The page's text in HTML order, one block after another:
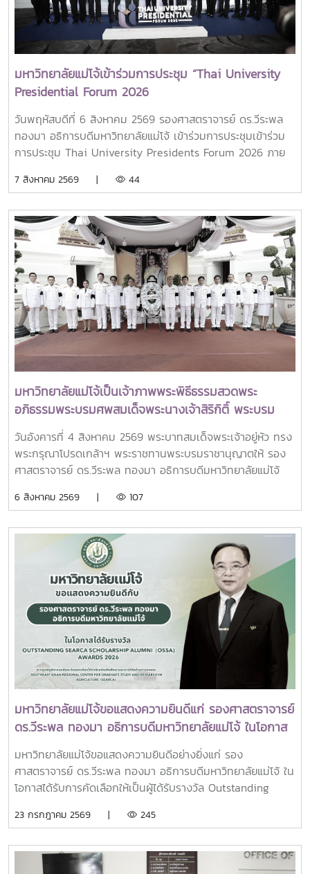
มหาวิทยาลัยแม่โจ้เข้าร่วมการประชุม “Thai University
Presidential Forum 2026
วันพฤหัสบดีที่ 6 สิงหาคม 2569 รองศาสตราจารย์ ดร.วีระพล
ทองมา อธิการบดีมหาวิทยาลัยแม่โจ้ เข้าร่วมการประชุมเข้าร่วม
การประชุม Thai University Presidents Forum 2026 ภาย
ได้รับเกียรติจาก ศาสตราจารย์ ดร.ยศชนัน วงศ์สวัสดิ์ รองนายก
วิทยาศาสตร์ วิจัยและนวัตกรรม เป็นประธานเปิดงาน ณ โรงแรม
เซ็นทารา แกรนด์ แอท เซ็นทรัลพลาซ่าลาดพร้าว กทม.สำหรับ
การประชุม Thai University Presidential Forum 2026 มี
นายดนุพร ปุณณกันต์ ผู้ช่วยรัฐมนตรีประจำกระทรวง อว.
ทพญ.ศรีญาดา ปาลิมาพันธ์ ที่ปรึกษา รมว.อว. ศ.ดร.ศุภชัย
ปทุมนากุล ปลัดกระทรวง อว. ดร.พันธุ์เพิ่มศักดิ์ อารุณี รองปลัด
กระทรวง อว. นางศรินยา สาขากร ผู้ช่วยปลัดกระทรวง อว.
คณะผู้บริหารหน่วยงานในกระทรวง อว. Professor Tan Eng
Chye, President, National University of Singapore
Professor Yang Bin , Vice Chancellor, Tsinghua
University Council Professor Tan Eng Chye อธิการบดี
มหาวิทยาลัยแห่งชาติสิงคโปร์ Professor Yang Bin รองประธาน
สภามหาวิทยาลัยชิงหวา ตลอดจนประธานที่ประชุมอธิการบดี ทั้ง
4 แห่ง ได้แก่ ที่ประชุมอธิการบดีแห่งประเทศไทย (ทปอ.) ที่ประชุม
อธิการบดีมหาวิทยาลัยราชภัฏ (ทปอ.มรภ.) ที่ประชุมอธิการบดี
มหาวิทยาลัยเทคโนโลยีราชมงคล (ทปอ.มทร.) สมาคมสถาบัน
แลกเปลี่ยนประสบการณ์ด้าน Reinventing University ผ่าน
ผู้นำเครือข่ายอุดมศึกษา การนำเสนอกรณีศึกษาการประยุกต์ใช้
AI และนวัตกรรมจากภาคเอกชน รวมถึงกิจกรรม Forum-to-
Action เพื่อร่วมกำหนดข้อเสนอเชิงนโยบายและแผนปฏิบัติการใน
การขับเคลื่อนมหาวิทยาลัยไทยในอนาคตการเข้าร่วมประชุมในครั้ง
นี้มหาวิทยาลัยแม่โจ้ติดตามทิศทางการเปลี่ยนแปลงของการ
อุดมศึกษาไทย พร้อมแลกเปลี่ยนองค์ความรู้และสร้างความร่วม
มือกับเครือข่ายสถาบันอุดมศึกษาทั่วประเทศ เพื่อร่วมกันพัฒนา
มหาวิทยาลัยไทยให้ก้าวทันการเปลี่ยนแปลงของโลกยุคดิจิทัล และ
ยกระดับศักยภาพด้านการศึกษา วิจัย และนวัตกรรมอย่างยั่งยืน
7 สิงหาคม 2569 | 44
มหาวิทยาลัยแม่โจ้เป็นเจ้าภาพพระพิธีธรรมสวดพระ
อภิธรรมพระบรมศพสมเด็จพระนางเจ้าสิริกิติ์ พระบรม
ราชินีนาถ พระบรมราชชนนีพันปีหลวง พร้อมเข้ากราบ
ถวายบังคมพระศพ สมเด็จพระเจ้าลูกเธอ เจ้าฟ้าพัชรกิติยา
ภา นเรนทิราเทพยวดี กรมหลวงราชสาริณีสิริพัชร มหา
วันอังคารที่ 4 สิงหาคม 2569 พระบาทสมเด็จพระเจ้าอยู่หัว ทรง
พระกรุณาโปรดเกล้าฯ พระราชทานพระบรมราชานุญาตให้ รอง
ศาสตราจารย์ ดร.วีระพล ทองมา อธิการบดีมหาวิทยาลัยแม่โจ้
บุคลากร รวมจำนวน 25 คน เป็นเจ้าภาพพระพิธีธรรมสวดพระ
พระบรมราชชนนีพันปีหลวง ณ พระที่นั่งดุสิตมหาปราสาท
พระบรมมหาราชวัง และเข้ากราบถวายบังคมพระศพสมเด็จ
พระเจ้าลูกเธอ เจ้าฟ้าพัชรกิติยาภา นเรนทิราเทพยวดี กรมหลวง
ราชสาริณีสิริพัชร มหาวัชรราชธิดา ณ พระที่นั่งพิมานรัตยา
พระบรมมหาราชวังการเข้าร่วมพิธีในครั้งนี้ นับเป็นพระ
มหากรุณาธิคุณล้นเกล้าล้นกระหม่อมแก่คณะผู้บริหาร
มหาวิทยาลัย สมาคมศิษย์เก่า และบุคลากร มหาวิทยาลัยแม่โจ้ที่ได้
ร่วมแสดงความจงรักภักดี ถวายความอาลัยและน้อมรำลึกในพระ
มหากรุณาธิคุณอย่างหาที่สุดมิได้
6 สิงหาคม 2569 | 107
มหาวิทยาลัยแม่โจ้ขอแสดงความยินดีแก่ รองศาสตราจารย์
ดร.วีระพล ทองมา อธิการบดีมหาวิทยาลัยแม่โจ้ ในโอกาส
ได้รับรางวัล Outstanding SEARCA Scholarship
Alumni (OSSA) Awards 2026
มหาวิทยาลัยแม่โจ้ขอแสดงความยินดีอย่างยิ่งแก่ รอง
ศาสตราจารย์ ดร.วีระพล ทองมา อธิการบดีมหาวิทยาลัยแม่โจ้ ใน
โอกาสได้รับการคัดเลือกให้เป็นผู้ได้รับรางวัล Outstanding
ศูนย์ภูมิภาคเอเชียตะวันออกเฉียงใต้ว่าด้วยบัณฑิตศึกษาและการ
for Graduate Study and Research in Agriculture
23 กรกฎาคม 2569 | 245